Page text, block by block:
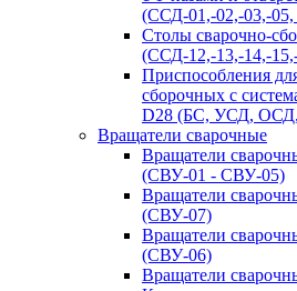
(ССД-01,-02,-03,-
Столы сварочно-
(ССД-12,-13,-14,-
Приспособления
сборочных с
D28 (БС, УСД,
Вращатели сварочные
Вращатели
(СВУ-01 - СВУ-05)
Вращатели
(СВУ-07)
Вращатели
(СВУ-06)
Вращатели